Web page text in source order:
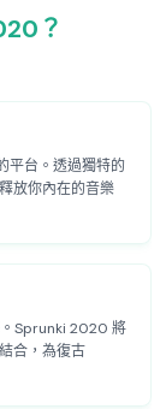
？
平台。透過獨特的
放你內在的音樂
Sprunki 2020 將
合，為復古